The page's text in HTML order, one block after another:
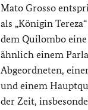
Mato Grosso
als „Königin
dem Quilombo
ähnlich einem
Abgeordneten,
und einem
der Zeit,